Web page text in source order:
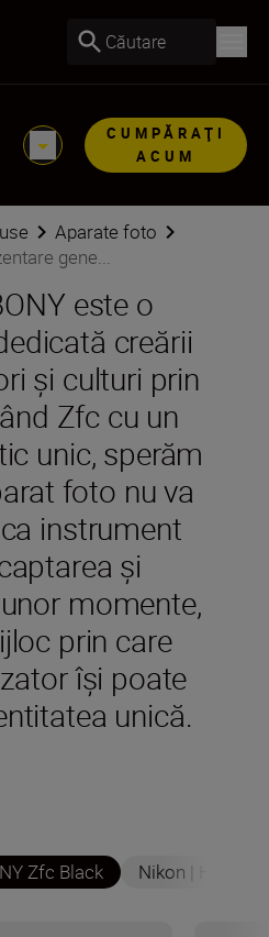
Căutare
CUMPĂRAŢI
ACUM
Aparate foto
gene...
este o
creării
și culturi prin
Zfc cu un
unic, sperăm
foto nu va
instrument
și
momente,
prin care
își poate
unică.
Zfc Black Nikon |